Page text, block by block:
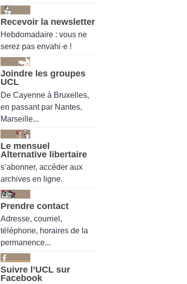
Recevoir la newsletter
Hebdomadaire : vous ne
serez pas envahi·e !
Joindre les groupes
UCL
De Cayenne à Bruxelles,
en passant par Nantes,
Marseille...
Le mensuel
Alternative libertaire
s’abonner, accéder aux
archives en ligne.
Prendre contact
Adresse, courriel,
téléphone, horaires de la
permanence...
Suivre l’UCL sur
Facebook